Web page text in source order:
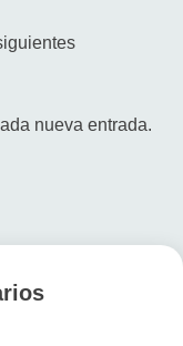
nueva entrada.